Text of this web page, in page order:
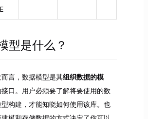
型是什么？
言，数据模型是其组织数据的模
口。用户必须要了解将要使用的数
构建，才能知晓如何使用该库。也